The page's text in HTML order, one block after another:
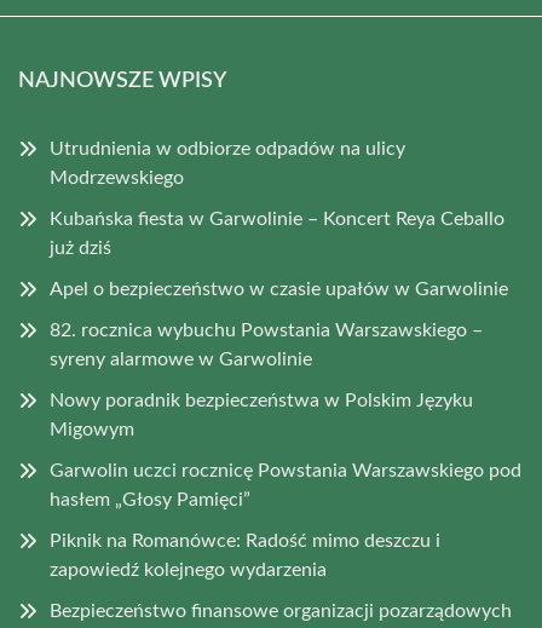
NAJNOWSZE WPISY
Utrudnienia w odbiorze odpadów na ulicy
Modrzewskiego
Kubańska fiesta w Garwolinie – Koncert Reya Ceballo
już dziś
Apel o bezpieczeństwo w czasie upałów w Garwolinie
82. rocznica wybuchu Powstania Warszawskiego –
syreny alarmowe w Garwolinie
Nowy poradnik bezpieczeństwa w Polskim Języku
Migowym
Garwolin uczci rocznicę Powstania Warszawskiego pod
hasłem „Głosy Pamięci”
Piknik na Romanówce: Radość mimo deszczu i
zapowiedź kolejnego wydarzenia
Bezpieczeństwo finansowe organizacji pozarządowych